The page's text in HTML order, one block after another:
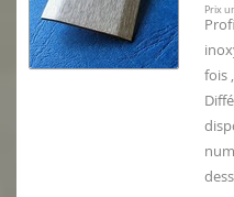
Prix
fois